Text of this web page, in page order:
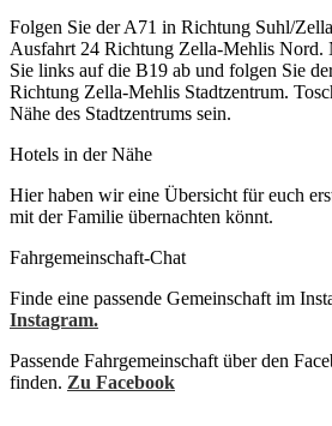
Folgen Sie der A71 in Richtung Suhl/
Ausfahrt 24 Richtung Zella-Mehlis Nord.
Sie links auf die B19 ab und folgen Sie
Richtung Zella-Mehlis Stadtzentrum.
Nähe des Stadtzentrums sein.
Hotels in der Nähe
Hier haben wir eine Übersicht für euch
mit der Familie übernachten könnt.
Fahrgemeinschaft-Chat
Finde eine passende Gemeinschaft im
Instagram.
Passende Fahrgemeinschaft über den
finden. Zu Facebook